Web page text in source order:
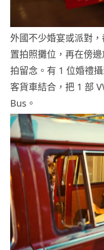
外國不少婚宴或派對
置拍照攤位，再在傍
拍留念。有 1 位婚禮
客貨車結合，把 1 部
Bus。